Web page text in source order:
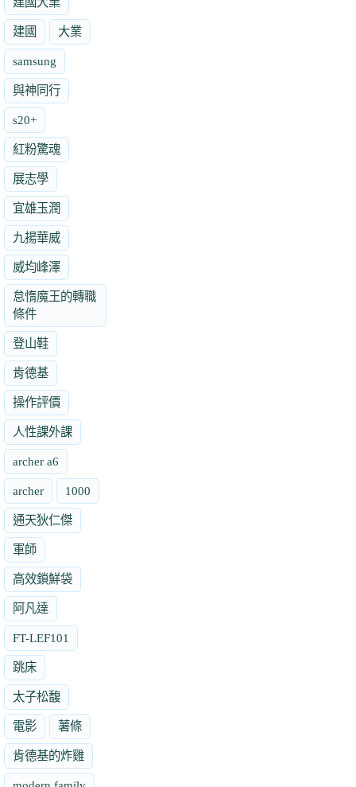
建國 大業
samsung
與神同行
s20+
紅粉驚魂
展志學
宜雄玉潤
九揚華威
威均峰澤
怠惰魔王的轉職
條件
登山鞋
肯德基
操作評價
人性課外課
archer a6
archer 1000
通天狄仁傑
軍師
高效鎖鮮袋
阿凡達
FT-LEF101
跳床
太子松馥
電影 薯條
肯德基的炸雞